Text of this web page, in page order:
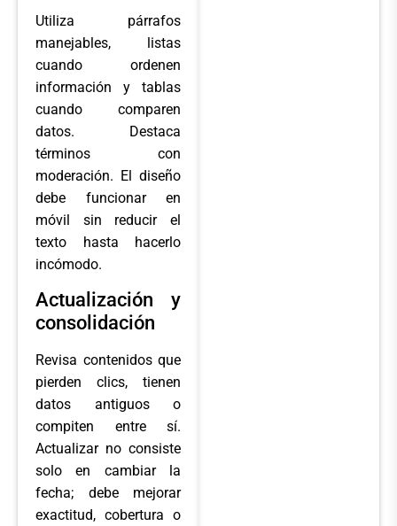
Utiliza párrafos
manejables, listas
cuando ordenen
información y tablas
cuando comparen
datos. Destaca
términos con
moderación. El diseño
debe funcionar en
móvil sin reducir el
texto hasta hacerlo
incómodo.
Actualización y
consolidación
Revisa contenidos que
pierden clics, tienen
datos antiguos o
compiten entre sí.
Actualizar no consiste
solo en cambiar la
fecha; debe mejorar
exactitud, cobertura o